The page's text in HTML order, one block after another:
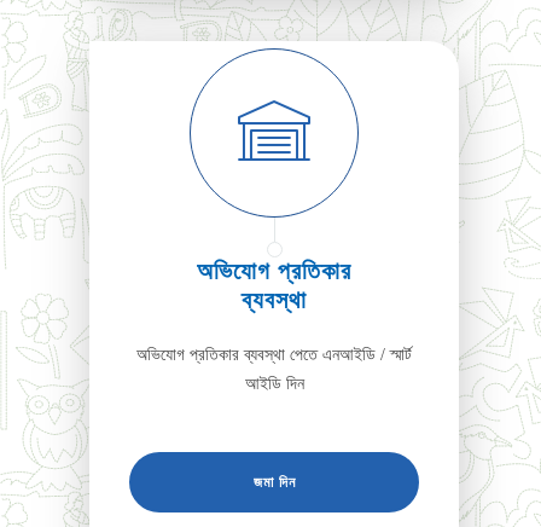
অভিযোগ প্রতিকার
ব্যবস্থা
অভিযোগ প্রতিকার ব্যবস্থা পেতে এনআইডি / স্মার্ট
আইডি দিন